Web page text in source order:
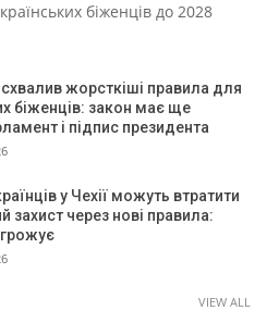
біженців до 2028
схвалив жорсткіші правила для
біженців: закон має ще
і підпис президента
у Чехії можуть втратити
захист через нові правила:
VIEW ALL